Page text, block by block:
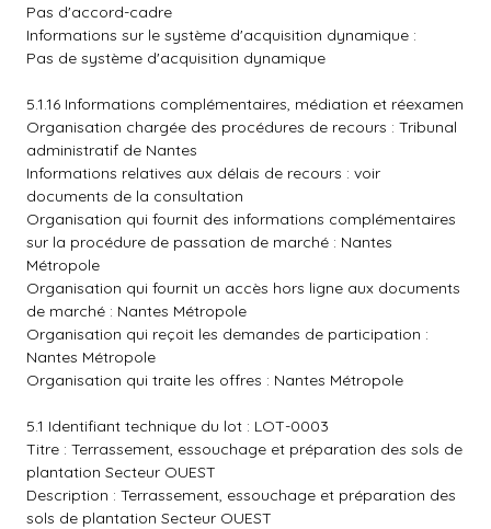
Pas d'accord-cadre
Informations sur le système d'acquisition dynamique :
Pas de système d'acquisition dynamique
5.1.16 Informations complémentaires, médiation et réexamen
Organisation chargée des procédures de recours : Tribunal
administratif de Nantes
Informations relatives aux délais de recours : voir
documents de la consultation
Organisation qui fournit des informations complémentaires
sur la procédure de passation de marché : Nantes
Métropole
Organisation qui fournit un accès hors ligne aux documents
de marché : Nantes Métropole
Organisation qui reçoit les demandes de participation :
Nantes Métropole
Organisation qui traite les offres : Nantes Métropole
5.1 Identifiant technique du lot : LOT-0003
Titre : Terrassement, essouchage et préparation des sols de
plantation Secteur OUEST
Description : Terrassement, essouchage et préparation des
sols de plantation Secteur OUEST